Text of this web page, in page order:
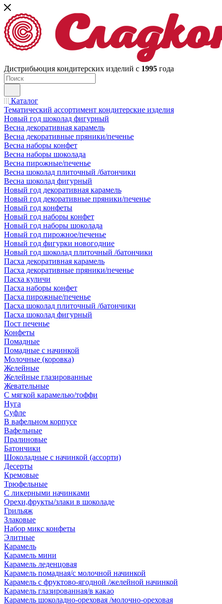
Дистрибьюция кондитерских изделий с 1995 года
Каталог
Тематический ассортимент кондитерские изделия
Новый год шоколад фигурный
Весна декоративная карамель
Весна декоративные пряники/печенье
Весна наборы конфет
Весна наборы шоколада
Весна пирожные/печенье
Весна шоколад плиточный /батончики
Весна шоколад фигурный
Новый год декоративная карамель
Новый год декоративные пряники/печенье
Новый год конфеты
Новый год наборы конфет
Новый год наборы шоколада
Новый год пирожное/печенье
Новый год фигурки новогодние
Новый год шоколад плиточный /батончики
Пасха декоративная карамель
Пасха декоративные пряники/печенье
Пасха куличи
Пасха наборы конфет
Пасха пирожные/печенье
Пасха шоколад плиточный /батончики
Пасха шоколад фигурный
Пост печенье
Конфеты
Помадные
Помадные с начинкой
Молочные (коровка)
Желейные
Желейные глазированные
Жевательные
С мягкой карамелью/тоффи
Нуга
Суфле
В вафельном корпусе
Вафельные
Пралиновые
Батончики
Шоколадные с начинкой (ассорти)
Десерты
Кремовые
Трюфельные
С ликерными начинками
Орехи,фрукты/злаки в шоколаде
Грильяж
Злаковые
Набор микс конфеты
Элитные
Карамель
Карамель мини
Карамель леденцовая
Карамель помадная/с молочной начинкой
Карамель с фруктово-ягодной /желейной начинкой
Карамель глазированная/в какао
Карамель шоколадно-ореховая /молочно-ореховая